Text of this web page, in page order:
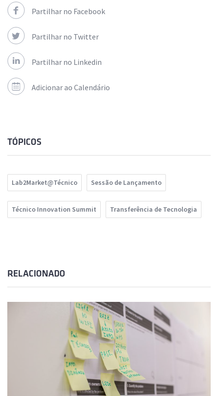
Partilhar no Facebook
Partilhar no Twitter
Partilhar no Linkedin
Adicionar ao Calendário
TÓPICOS
Lab2Market@Técnico Sessão de Lançamento
Técnico Innovation Summit Transferência de Tecnologia
RELACIONADO